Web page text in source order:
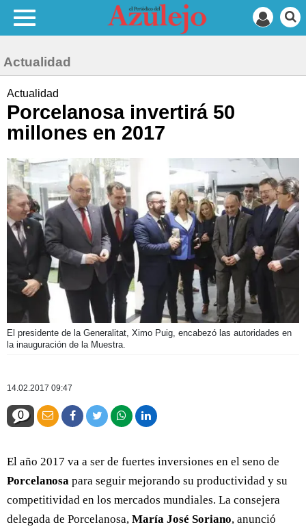
Actualidad
Actualidad
Porcelanosa invertirá 50
millones en 2017
El presidente de la Generalitat, Ximo Puig, encabezó las autoridades en
la inauguración de la Muestra.
14.02.2017 09:47
0
El año 2017 va a ser de fuertes inversiones en el seno de
Porcelanosa para seguir mejorando su productividad y su
competitividad en los mercados mundiales. La consejera
delegada de Porcelanosa, María José Soriano, anunció